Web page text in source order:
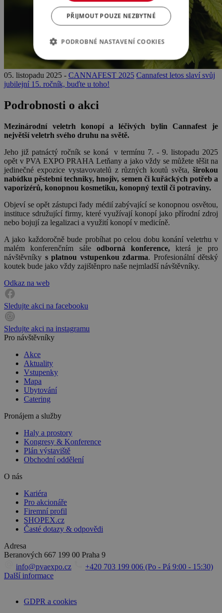
05. listopadu 2025 - CANNAFEST 2025 Cannafest letos slaví svůj
jubilejní 15. ročník, buďte u toho!
Podrobnosti o akci
Mezinárodní veletrh konopí a léčivých bylin Cannafest je
největší veletrh svého druhu na světě.
Jeho již patnáctý ročník se koná v termínu 7. - 9. listopadu 2025
opět v PVA EXPO PRAHA Letňany a jako vždy se můžete těšit na
jedinečné expozice vystavovatelů z různých koutů světa, širokou
nabídku pěstební techniky, hnojiv, semen či kuřáckých potřeb a
vaporizérů, konopnou kosmetiku, konopný textil či potraviny.
Objeví se opět zástupci řady médií zabývající se konopnou osvětou,
instituce sdružující firmy, které využívají konopí jako přírodní zdroj
nebo bojují za legalizaci a využití konopí v medicíně.
A jako každoročně bude probíhat po celou dobu konání veletrhu v
malém konferenčním sále odborná konference, která je pro
návštěvníky s platnou vstupenkou zdarma. Profesionální dětský
koutek bude jako vždy zajištěnpro naše nejmladší návštěvníky.
Odkaz na web
Sledujte akci na facebooku
Sledujte akci na instagramu
Pro návštěvníky
Akce
Aktuality
Vstupenky
Mapa
Ubytování
Catering
Pronájem a služby
Haly a prostory
Kongresy & Konference
Plán výstaviště
Obchodní oddělení
O nás
Kariéra
Pro akcionáře
Firemní profil
SHOPEX.cz
Časté dotazy & odpovědi
Adresa
Beranových 667 199 00 Praha 9
info@pvaexpo.cz
+420 703 199 006 (Po - Pá 9:00 - 15:30)
Další informace
GDPR a cookies
PŘIJMOUT POUZE NEZBYTNÉ
PODROBNÉ NASTAVENÍ COOKIES